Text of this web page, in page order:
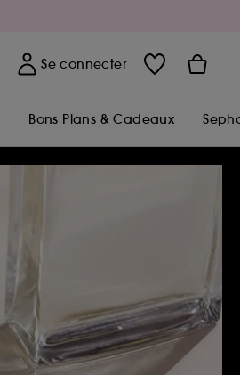
Se connecter
Bons Plans & Cadeaux